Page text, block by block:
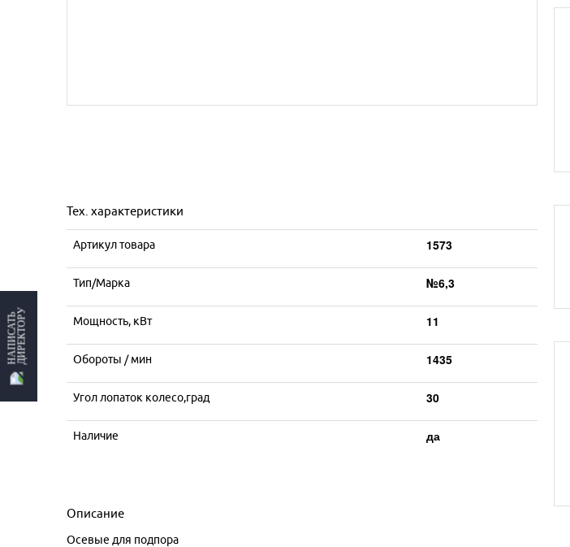
Тех. характеристики
Артикул товара 1573
Тип/Марка №6,3
Мощность, кВт 11
Обороты / мин 1435
Угол лопаток колесо,град 30
Наличие да
Описание
Осевые для подпора
НАПИСАТЬДИРЕКТОРУ